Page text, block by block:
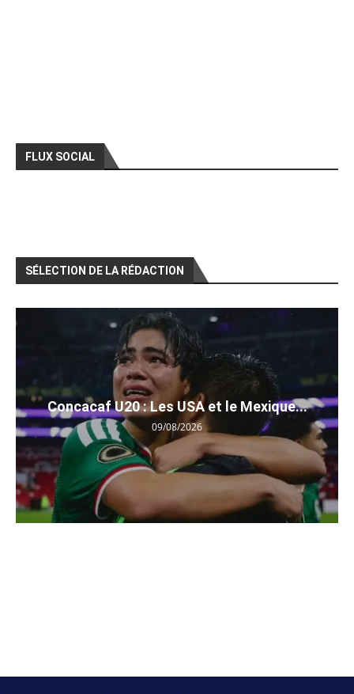
FLUX SOCIAL
SÉLECTION DE LA RÉDACTION
Concacaf U20 : Les USA et le Mexique...
09/08/2026